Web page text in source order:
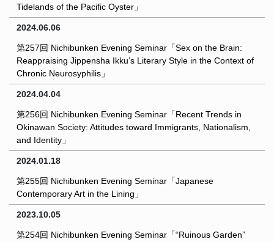
Tidelands of the Pacific Oyster」
2024.06.06
第257回 Nichibunken Evening Seminar「Sex on the Brain:
Reappraising Jippensha Ikku’s Literary Style in the Context of
Chronic Neurosyphilis」
2024.04.04
第256回 Nichibunken Evening Seminar「Recent Trends in
Okinawan Society: Attitudes toward Immigrants, Nationalism,
and Identity」
2024.01.18
第255回 Nichibunken Evening Seminar「Japanese
Contemporary Art in the Lining」
2023.10.05
第254回 Nichibunken Evening Seminar「“Ruinous Garden”